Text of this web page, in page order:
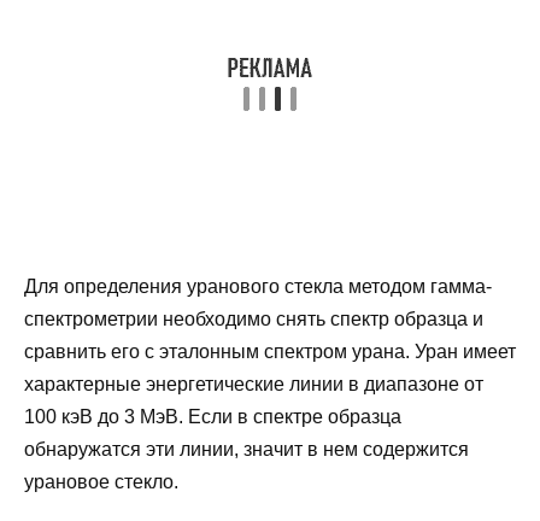
Для определения уранового стекла методом гамма-
спектрометрии необходимо снять спектр образца и
сравнить его с эталонным спектром урана. Уран имеет
характерные энергетические линии в диапазоне от
100 кэВ до 3 МэВ. Если в спектре образца
обнаружатся эти линии, значит в нем содержится
урановое стекло.